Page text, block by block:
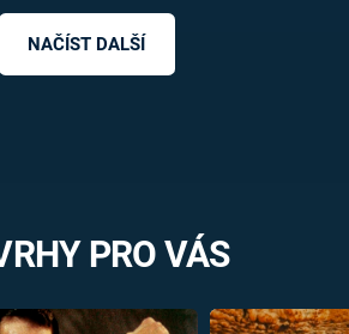
NAČÍST DALŠÍ
PRO VÁS